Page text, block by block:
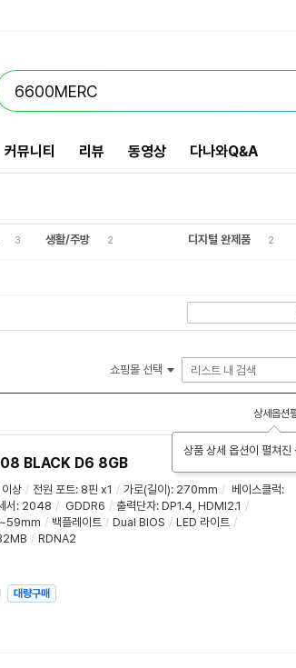
커뮤니티 리뷰 동영상 다나와Q&A
3 생활/주방 2 디지털 완제품 2
쇼핑몰 선택
상세옵션
상품 상세 옵션이 펼쳐진
BLACK D6 8GB
상 / 전원 포트: 8핀 x1 / 가로(길이): 270mm / 베이스클럭:
서 : 2048 / GDDR6 / 출력단자: DP1.4 HDMI2.1 /
/ 백플레이트 / Dual BIOS / LED 라이트 /
/ RDNA2
대량구매